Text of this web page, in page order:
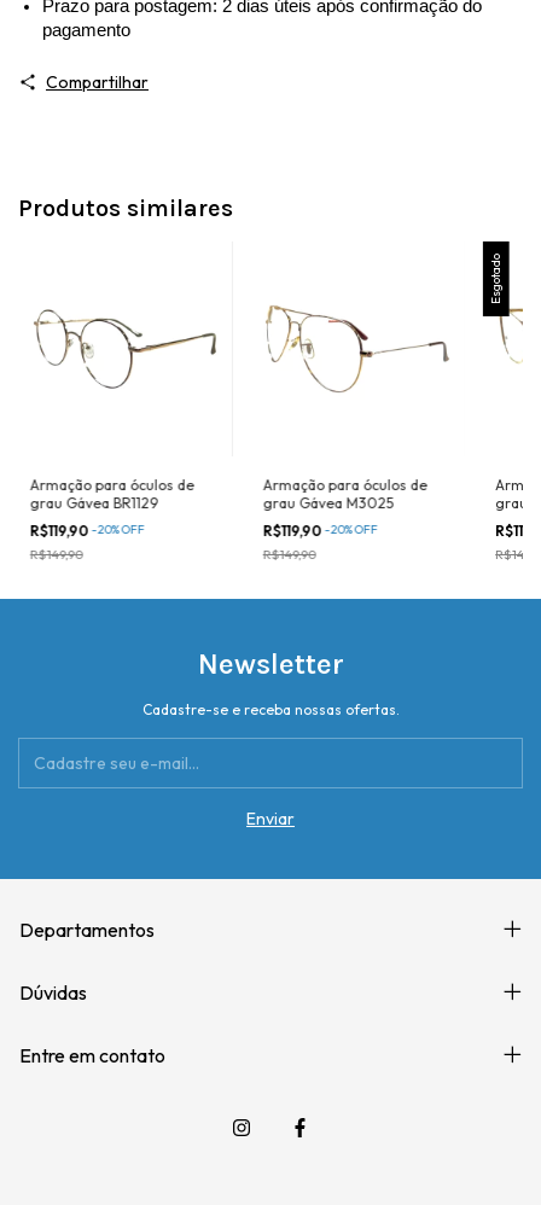
Prazo para postagem: 2 dias úteis após confirmação do
pagamento
Compartilhar
Produtos similares
Armação para óculos de
grau Gávea BR1129
R$119,90 -20%OFF
R$149,90
Armação para óculos de
grau Gávea M3025
R$119,90 -20%OFF
R$149,90
Esgotado
grau
Newsletter
Cadastre-se e receba nossas ofertas.
Departamentos
Dúvidas
Entre em contato